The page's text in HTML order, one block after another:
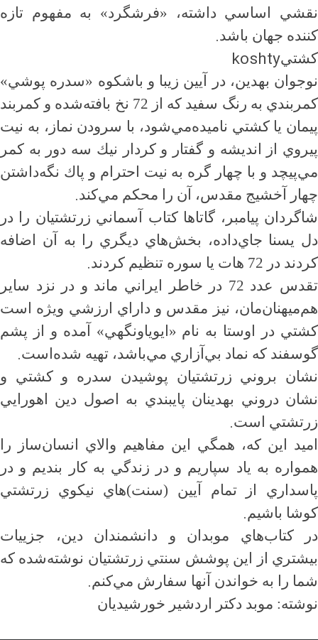
نقشي اساسي داشته، «فرشگرد» به مفهوم تازه
كننده جهان باشد.
كشتيkoshty
نوجوان بهدين، در آيين زيبا و باشكوه «سدره پوشي»
كمربندي به رنگ سفيد كه از 72 نخ بافته‌شده و كمربند
پيمان يا كشتي ناميده‌مي‌شود، با سرودن نماز، به نيت
پيروي از انديشه و گفتار و كردار نيك سه دور به كمر
مي‌پيچد و با چهار گره به نيت احترام و پاك نگه‌داشتن
چهار آخشيج مقدس، آن را محكم مي‌كند.
شاگردان پيامبر، گاتاها كتاب آسماني زرتشتيان را در
دل يسنا جاي‌داده، بخش‌هاي ديگري را به آن اضافه
كردند در 72 هات يا سوره تنظيم كردند
.
تقدس عدد 72 در خاطر ايراني ماند و در نزد ساير
هم‌ميهنان‌مان، نيز مقدس و داراي ارزشي ويژه است
كشتي در اوستا به نام «ايوياونگهي» آ مده و از پشم
گوسفند كه نماد بي‌آزاري مي‌باشد، تهيه شده‌است.
نشان بروني زرتشتيان پوشيدن سدره و كشتي و
نشان دروني بهدينان پايبندي به اصول دين اهورايي
زرتشتي است.
اميد اين كه، همگي اين مفاهيم والاي انسان‌ساز را
همواره به ياد سپاريم و در زندگي به كار بنديم و در
پاسداري از تمام آيين (سنت)هاي نيكوي زرتشتي
كوشا باشيم.
در كتاب‌هاي موبدان و دانشمندان دين، جزييات
بيشتري از اين پوشش سنتي زرتشتيان نوشته‌شده كه
شما را به خواندن آنها سفارش مي‌كنم.
نوشته: موبد دكتر اردشير خورشيديان